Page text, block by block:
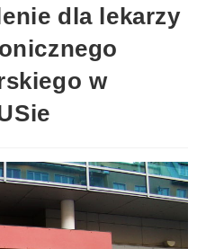
dla lekarzy
w